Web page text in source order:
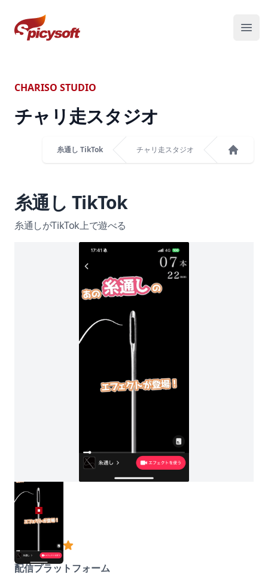
スパイシーソフト株式会社
メニ
CHARISO STUDIO
チャリ走スタジオ
糸通し TikTok チャリ走スタジオ
糸通し TikTok
糸通しがTikTok上で遊べる
糸通し TIKTOK (0)
おススメ度
4out of 5 stars
配信プラットフォーム